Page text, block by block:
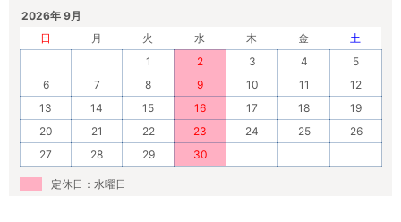
2026年 9月
日
月 火 水 木 金
土
1
2 3 4
5
6
7 8 9 10 11
12
13
14 15 16 17 18
19
20
21 22 23 24 25
26
27
28 29 30
定休日：水曜日